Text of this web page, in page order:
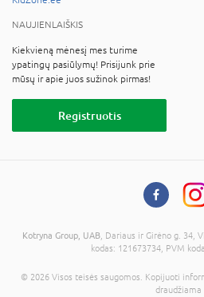
NAUJIENLAIŠKIS
Kiekvieną mėnesį mes turime
ypatingų pasiūlymų! Prisijunk prie
mūsų ir apie juos sužinok pirmas!
Registruotis
Kotryna Group, UAB , Dariaus ir Girėno g. 34,
kodas: 121673734, PVM
© 2026 Visos teisės saugomos. Kopijuoti
draudžiama